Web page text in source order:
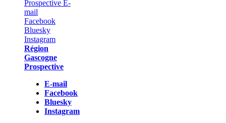
Région
Gascogne
Prospective
E-mail
Facebook
Bluesky
Instagram